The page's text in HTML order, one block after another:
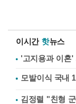
이시간 핫뉴스
'고지용과 이혼'
김정렬 "친형